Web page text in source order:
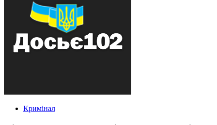
Кримінал